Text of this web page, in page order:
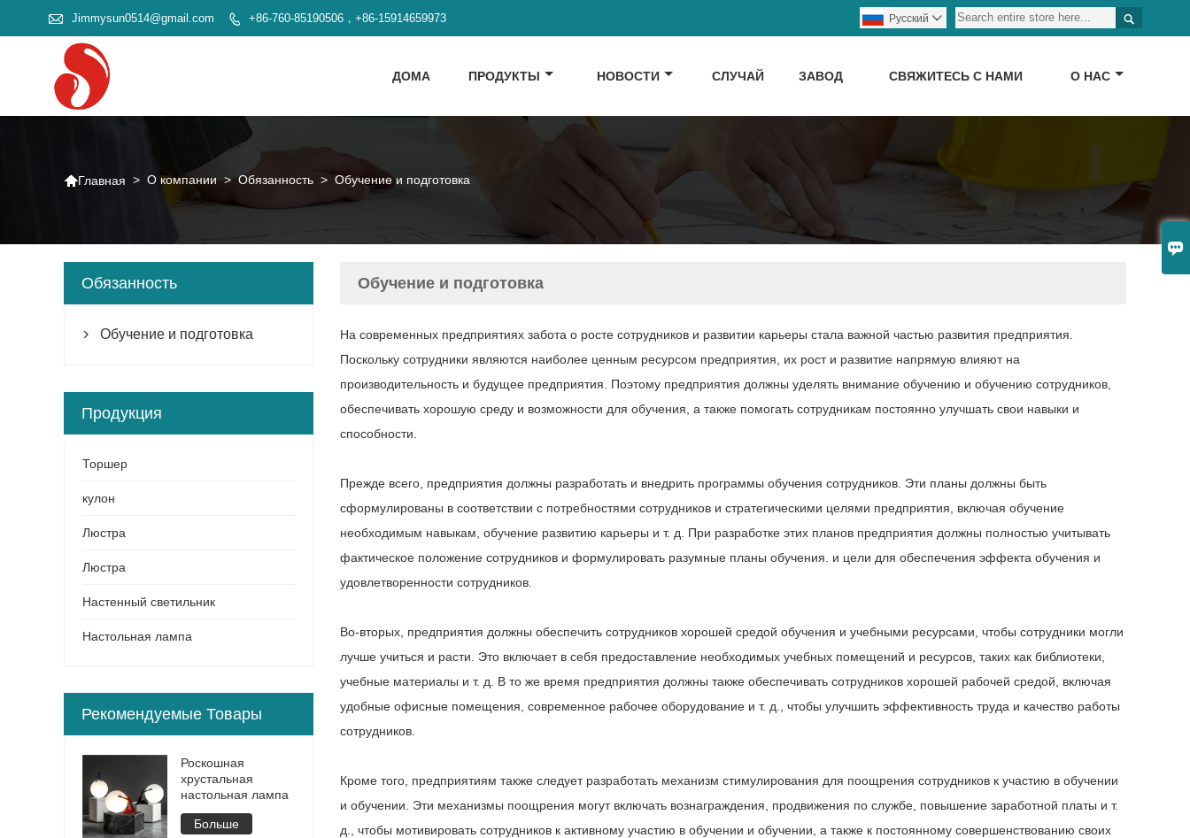

 Jimmysun0514@gmail.com  +86-760-85190506，+86-15914659973 
Pусский 
ДОМА ПРОДУКТЫ НОВОСТИ СЛУЧАЙ ЗАВОД СВЯЖИТЕСЬ С НАМИ О НАС
Главная > О компании > Обязанность > Обучение и подготовка
Обучение и подготовка
На современных предприятиях забота о росте сотрудников и развитии карьеры стала важной частью развития предприятия.
Поскольку сотрудники являются наиболее ценным ресурсом предприятия, их рост и развитие напрямую влияют на
производительность и будущее предприятия. Поэтому предприятия должны уделять внимание обучению и обучению сотрудников,
обеспечивать хорошую среду и возможности для обучения, а также помогать сотрудникам постоянно улучшать свои навыки и
способности.
Прежде всего, предприятия должны разработать и внедрить программы обучения сотрудников. Эти планы должны быть
сформулированы в соответствии с потребностями сотрудников и стратегическими целями предприятия, включая обучение
необходимым навыкам, обучение развитию карьеры и т. д. При разработке этих планов предприятия должны полностью учитывать
фактическое положение сотрудников и формулировать разумные планы обучения. и цели для обеспечения эффекта обучения и
удовлетворенности сотрудников.
Во-вторых, предприятия должны обеспечить сотрудников хорошей средой обучения и учебными ресурсами, чтобы сотрудники могли
лучше учиться и расти. Это включает в себя предоставление необходимых учебных помещений и ресурсов, таких как библиотеки,
учебные материалы и т. д. В то же время предприятия должны также обеспечивать сотрудников хорошей рабочей средой, включая
удобные офисные помещения, современное рабочее оборудование и т. д., чтобы улучшить эффективность труда и качество работы
сотрудников.
Кроме того, предприятиям также следует разработать механизм стимулирования для поощрения сотрудников к участию в обучении
и обучении. Эти механизмы поощрения могут включать вознаграждения, продвижения по службе, повышение заработной платы и т.
д., чтобы мотивировать сотрудников к активному участию в обучении и обучении, а также к постоянному совершенствованию своих
Обязанность
 Обучение и подготовка
Продукция
Торшер
кулон
Люстра
Люстра
Настенный светильник
Настольная лампа
Рекомендуемые Товары
Роскошная
хрустальная
настольная лампа
Больше